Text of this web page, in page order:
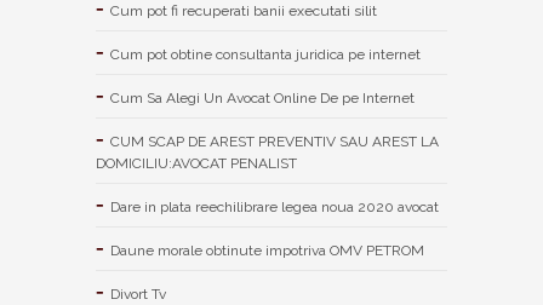
Cum pot fi recuperati banii executati silit
Cum pot obtine consultanta juridica pe internet
Cum Sa Alegi Un Avocat Online De pe Internet
CUM SCAP DE AREST PREVENTIV SAU AREST LA
DOMICILIU:AVOCAT PENALIST
Dare in plata reechilibrare legea noua 2020 avocat
Daune morale obtinute impotriva OMV PETROM
Divort Tv